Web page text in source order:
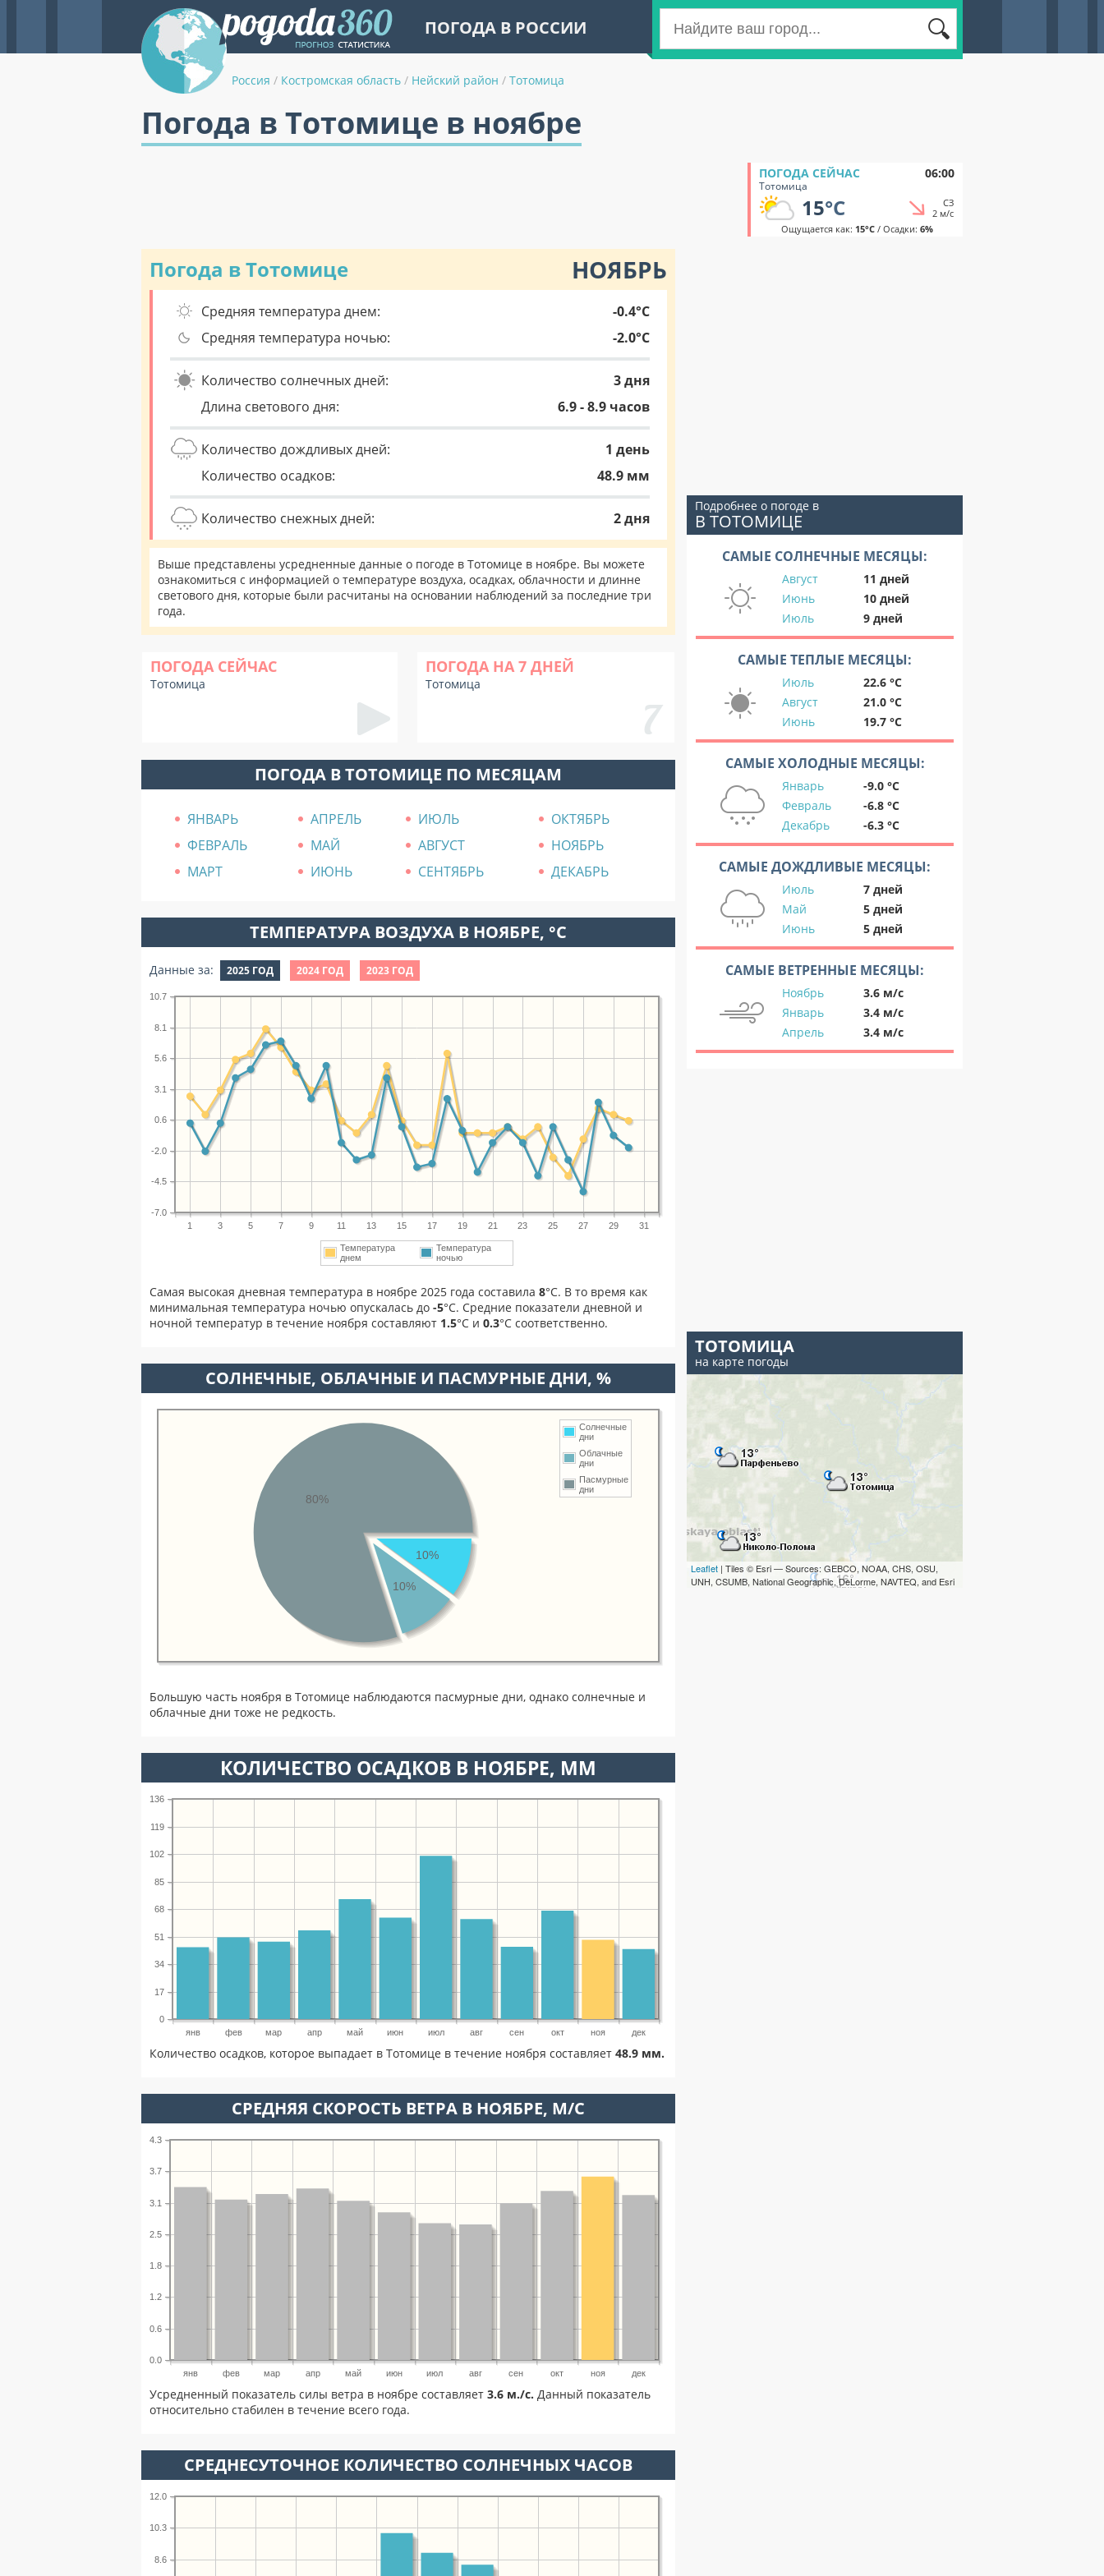
ПОГОДА В РОССИИ
Россия / Костромская область / Нейский район / Тотомица
Погода в Тотомице в ноябре
ПОГОДА СЕЙЧАС 06:00
Тотомица
15°C
СЗ
2 м/с
Ощущается как: 15°C/ Осадки: 6%
Погода в Тотомице НОЯБРЬ
Средняя температура днем:
-0.4°C
Средняя температура ночью:
-2.0°C
Количество солнечных дней:
3 дня
Длина светового дня:
6.9 - 8.9 часов
Количество дождливых дней:
1 день
Количество осадков:
48.9 мм
Количество снежных дней: 2 дня
Выше представлены усредненные данные о погоде в Тотомице в ноябре. Вы можете
ознакомиться с информацией о температуре воздуха, осадках, облачности и длинне
светового дня, которые были расчитаны на основании наблюдений за последние три
года.
ПОГОДА СЕЙЧАС
Тотомица
ПОГОДА НА 7 ДНЕЙ
Тотомица
ПОГОДА В ТОТОМИЦЕ ПО МЕСЯЦАМ
ЯНВАРЬ АПРЕЛЬ ИЮЛЬ
ОКТЯБРЬ
ФЕВРАЛЬ
МАЙ АВГУСТ
НОЯБРЬ
МАРТ
ИЮНЬ СЕНТЯБРЬ ДЕКАБРЬ
ТЕМПЕРАТУРА ВОЗДУХА В НОЯБРЕ, °C
Данные за: 2025 ГОД 2024 ГОД 2023 ГОД
1 3 5 7 9 11 13 15 17 19 21 23 25 27 29 31
-7.0
-4.5
-2.0
0.6
3.1
5.6
8.1
10.7
Температура
днем
Температура
ночью
Самая высокая дневная температура в ноябре 2025 года составила 8°С. В то время как
минимальная температура ночью опускалась до -5°C. Средние показатели дневной и
ночной температур в течение ноября составляют 1.5°С и 0.3°С соответственно.
CОЛНЕЧНЫЕ, ОБЛАЧНЫЕ И ПАСМУРНЫЕ ДНИ, %
Солнечные
дни
Облачные
дни
Пасмурные
дни
10%
10%
80%
Большую часть ноября в Тотомице наблюдаются пасмурные дни, однако солнечные и
облачные дни тоже не редкость.
КОЛИЧЕСТВО ОСАДКОВ В НОЯБРЕ, ММ
янв фев мар апр май июн июл авг сен окт ноя дек
0
17
34
51
68
85
102
119
136
Количество осадков, которое выпадает в Тотомице в течение ноября составляет 48.9 мм.
СРЕДНЯЯ СКОРОСТЬ ВЕТРА В НОЯБРЕ, М/С
янв фев мар апр май июн июл авг сен окт ноя дек
0.0
0.6
1.2
1.8
2.5
3.1
3.7
4.3
Усредненный показатель силы ветра в ноябре составляет 3.6 м./с. Данный показатель
относительно стабилен в течение всего года.
СРЕДНЕСУТОЧНОЕ КОЛИЧЕСТВО СОЛНЕЧНЫХ ЧАСОВ
8.6
10.3
12.0
Подробнее о погоде в
В ТОТОМИЦЕ
САМЫЕ СОЛНЕЧНЫЕ МЕСЯЦЫ:
Август
11 дней
Июнь
10 дней
Июль
9 дней
САМЫЕ ТЕПЛЫЕ МЕСЯЦЫ:
Июль
22.6 °C
Август
21.0 °C
Июнь
19.7 °C
САМЫЕ ХОЛОДНЫЕ МЕСЯЦЫ:
Январь
-9.0 °C
Февраль
-6.8 °C
Декабрь
-6.3 °C
САМЫЕ ДОЖДЛИВЫЕ МЕСЯЦЫ:
Июль
7 дней
Май
5 дней
Июнь
5 дней
САМЫЕ ВЕТРЕННЫЕ МЕСЯЦЫ:
Ноябрь
3.6 м/с
Январь
3.4 м/с
Апрель
3.4 м/с
ТОТОМИЦА
на карте погоды
Leaflet | Tiles © Esri — Sources: GEBCO, NOAA, CHS, OSU,
UNH, CSUMB, National Geographic, DeLorme, NAVTEQ, and Esri